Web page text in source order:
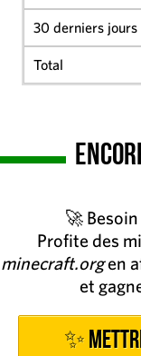
30 derniers jours
Total
🚀
Profite des
minecraft.orgen
et
✨